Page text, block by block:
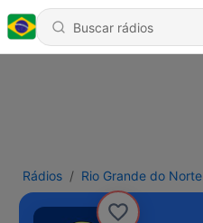
Rádios Rio Grande do Norte